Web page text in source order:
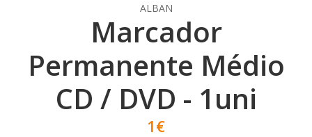
ALBAN
Marcador
Permanente Médio
CD / DVD - 1uni
1€